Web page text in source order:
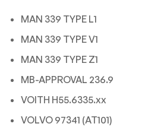
MAN 339 TYPE L1
MAN 339 TYPE V1
MAN 339 TYPE Z1
MB-APPROVAL 236.9
VOITH H55.6335.xx
VOLVO 97341 (AT101)